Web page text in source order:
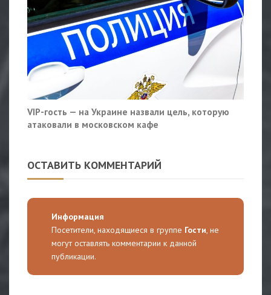
VIP-гость — на Украине назвали цель, которую
атаковали в московском кафе
ОСТАВИТЬ КОММЕНТАРИЙ
Информация
Посетители, находящиеся в группе Гости, не
могут оставлять комментарии к данной
публикации.